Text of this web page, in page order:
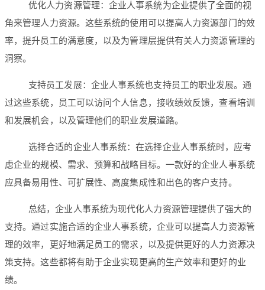
优化人力资源管理：企业人事系统为企业提供了全面的视
角来管理人力资源。这些系统的使用可以提高人力资源部门的效
率，提升员工的满意度，以及为管理层提供有关人力资源管理的
洞察。
支持员工发展：企业人事系统也支持员工的职业发展。通
过这些系统，员工可以访问个人信息，接收绩效反馈，查看培训
和发展机会，以及管理他们的职业发展道路。
选择合适的企业人事系统：在选择企业人事系统时，应考
虑企业的规模、需求、预算和战略目标。一款好的企业人事系统
应具备易用性、可扩展性、高度集成性和出色的客户支持。
总结，企业人事系统为现代化人力资源管理提供了强大的
支持。通过实施合适的企业人事系统，企业可以提高人力资源管
理的效率，更好地满足员工的需求，以及提供更好的人力资源决
策支持。这些都将有助于企业实现更高的生产效率和更好的业
绩。